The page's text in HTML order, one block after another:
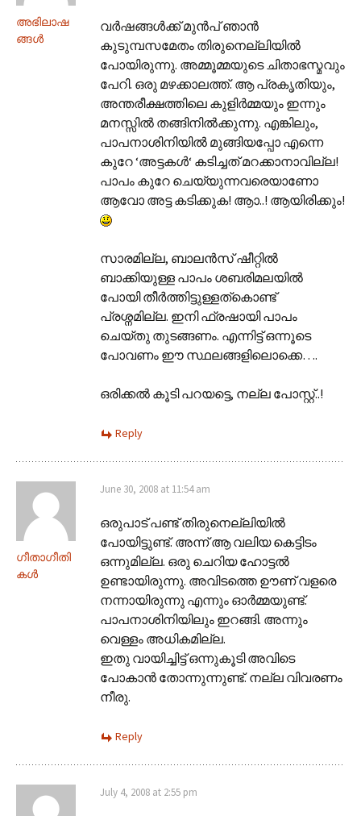
അഭിലാഷ
ങ്ങള്‍
വര്‍ഷങ്ങള്‍ക്ക് മുന്‍പ് ഞാന്‍
കുടുമ്പസമേതം തിരുനെല്ലിയില്‍
പോയിരുന്നു. അമ്മൂമ്മയുടെ ചിതാഭസ്മവും
പേറി. ഒരു മഴക്കാലത്ത്. ആ പ്രകൃതിയും,
അന്തരീക്ഷത്തിലെ കുളിര്‍മ്മയും ഇന്നും
മനസ്സില്‍ തങ്ങിനില്‍ക്കുന്നു. എങ്കിലും,
പാപനാശിനിയില്‍ മുങ്ങിയപ്പോ എന്നെ
കുറേ ‘അട്ടകള്‍‘ കടിച്ചത് മറക്കാനാവില്ല!
പാപം കുറേ ചെയ്യുന്നവരെയാണോ
ആവോ അട്ട കടിക്കുക! ആ‍ാ..! ആയിരിക്കും!
സാരമില്ല, ബാലന്‍സ് ഷീറ്റില്‍
ബാക്കിയുള്ള പാപം ശബരിമലയില്‍
പോയി തീര്‍ത്തിട്ടുള്ളത്കൊണ്ട്
പ്രശ്നമില്ല. ഇനി ഫ്രഷായി പാപം
ചെയ്തു തുടങ്ങണം. എന്നിട്ട് ഒന്നൂടെ
പോവണം ഈ സ്ഥലങ്ങളിലൊക്കെ….
ഒരിക്കല്‍ കൂടി പറയട്ടെ, നല്ല പോസ്റ്റ്..!
Reply
ഗീതാഗീതി
കള്‍
June 30, 2008 at 11:54 am
ഒരുപാട് പണ്ട് തിരുനെല്ലിയില്‍
പോയിട്ടുണ്ട്. അന്ന്‌ ആ വലിയ കെട്ടിടം
ഒന്നുമില്ല. ഒരു ചെറിയ ഹോട്ടല്‍
ഉണ്ടായിരുന്നു. അവിടത്തെ ഊണ് വളരെ
നന്നായിരുന്നു എന്നും ഓര്‍മ്മയുണ്ട്.
പാപനാശിനിയിലും ഇറങ്ങി. അന്നും
വെള്ളം അധികമില്ല.
ഇതു വായിച്ചിട്ട് ഒന്നുകൂടി അവിടെ
പോകാന്‍ തോന്നുന്നുണ്ട്. നല്ല വിവരണം
നീരു.
Reply
July 4, 2008 at 2:55 pm